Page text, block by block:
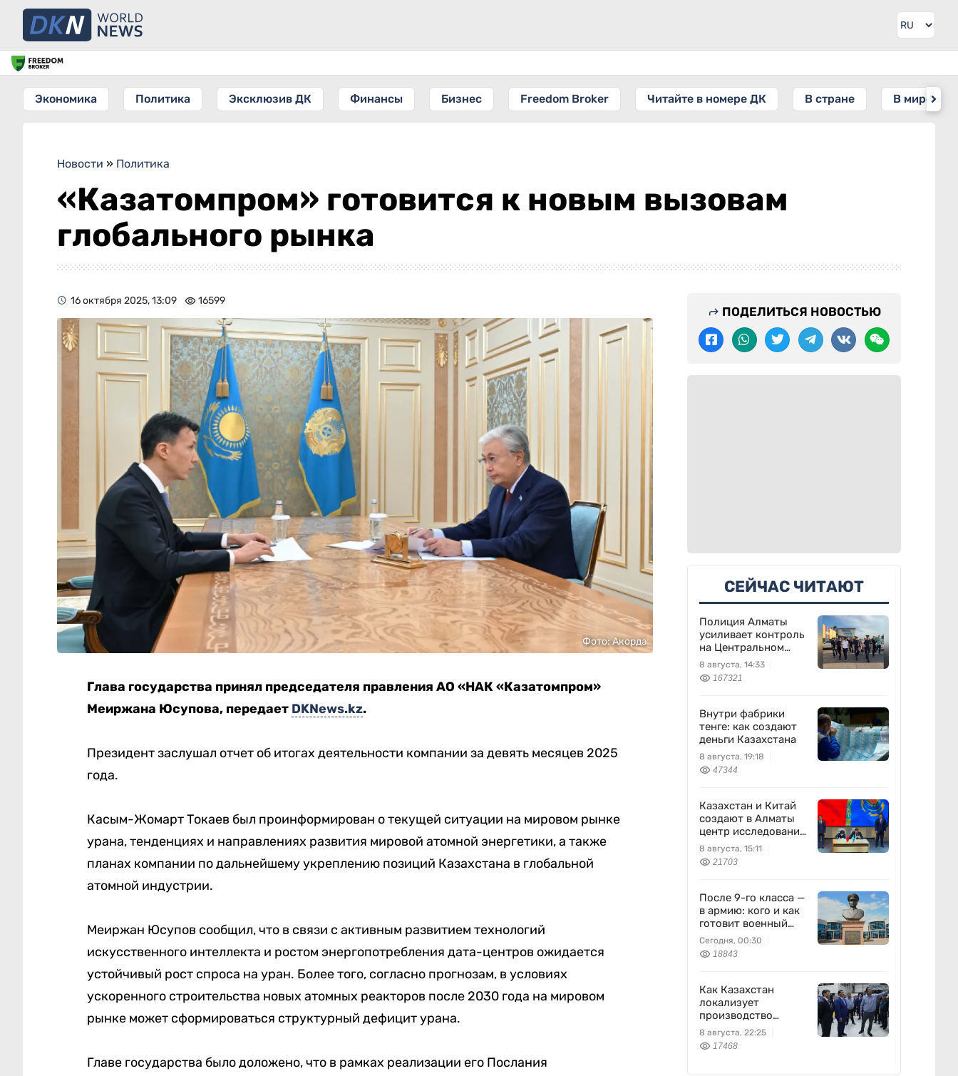
Экономика Политика Эксклюзив ДК Финансы Бизнес Freedom Broker Читайте в номере ДК В стране В мире
Новости » Политика
«Казатомпром» готовится к новым вызовам
глобального рынка
16 октября 2025, 13:09 16599
Фото: Акорда
Глава государства принял председателя правления АО «НАК «Казатомпром»
Меиржана Юсупова, передает DKNews.kz.
Президент заслушал отчет об итогах деятельности компании за девять месяцев 2025
года.
Касым-Жомарт Токаев был проинформирован о текущей ситуации на мировом рынке
урана, тенденциях и направлениях развития мировой атомной энергетики, а также
планах компании по дальнейшему укреплению позиций Казахстана в глобальной
атомной индустрии.
Меиржан Юсупов сообщил, что в связи с активным развитием технологий
искусственного интеллекта и ростом энергопотребления дата-центров ожидается
устойчивый рост спроса на уран. Более того, согласно прогнозам, в условиях
ускоренного строительства новых атомных реакторов после 2030 года на мировом
рынке может сформироваться структурный дефицит урана.
Главе государства было доложено, что в рамках реализации его Послания
ПОДЕЛИТЬСЯ НОВОСТЬЮ
СЕЙЧАС ЧИТАЮТ
Полиция Алматы
усиливает контроль
на Центральном
вещевом рынке
8 августа, 14:33
167321
Внутри фабрики
тенге: как создают
деньги Казахстана
8 августа, 19:18
47344
Казахстан и Китай
создают в Алматы
центр исследований
землетрясений
8 августа, 15:11
21703
После 9-го класса —
в армию: кого и как
готовит военный
колледж
Сегодня, 00:30
18843
Как Казахстан
локализует
производство
оборонной техники
8 августа, 22:25
17468